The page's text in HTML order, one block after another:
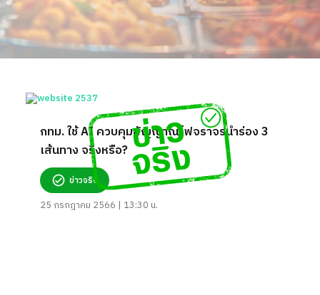
กทม. ใช้ AI ควบคุมสัญญาณไฟจราจรนำร่อง 3
เส้นทาง จริงหรือ?
ข่าวจริง
25 กรกฎาคม 2566 | 13:30 น.